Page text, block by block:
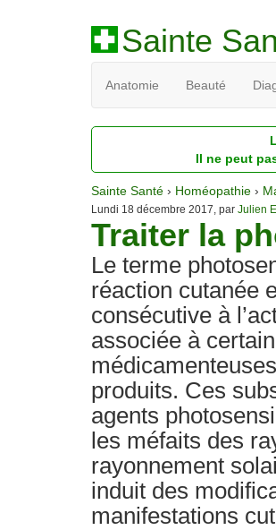
Sainte
Anatomie Beauté
Il ne peut
Sainte Santé › Homéopathie ›
Lundi 18 décembre 2017, par Julien
Traiter la
Le terme
réaction cutanée
consécutive à
associée à
produits. Ces
agents
les méfaits des
rayonnement
induit des
manifestations